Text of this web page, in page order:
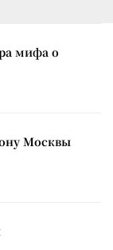
мифа о
Москвы